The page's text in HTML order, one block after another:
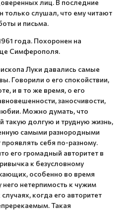
лиц. В последние
только слушал, что ему читают
и письма.
года. Похоронен на
Симферополя.
Луки давались самые
Говорили о его спокойствии,
и в то же время, о его
заносчивости,
Можно думать, что
такую долгую и трудную жизнь,
самыми разнородными
себя по-разному.
его громадный авторитет в
к безусловному
особенно во время
него нетерпимость к чужим
когда его авторитет
Такая